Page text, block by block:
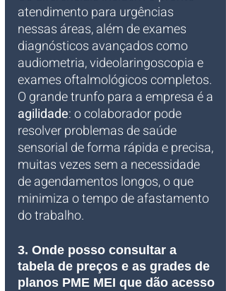
atendimento para urgências
nessas áreas, além de exames
diagnósticos avançados como
audiometria, videolaringoscopia e
exames oftalmológicos completos.
O grande trunfo para a empresa é a
agilidade: o colaborador pode
resolver problemas de saúde
sensorial de forma rápida e precisa,
muitas vezes sem a necessidade
de agendamentos longos, o que
minimiza o tempo de afastamento
do trabalho.
3. Onde posso consultar a
tabela de preços e as grades de
planos PME MEI que dão acesso